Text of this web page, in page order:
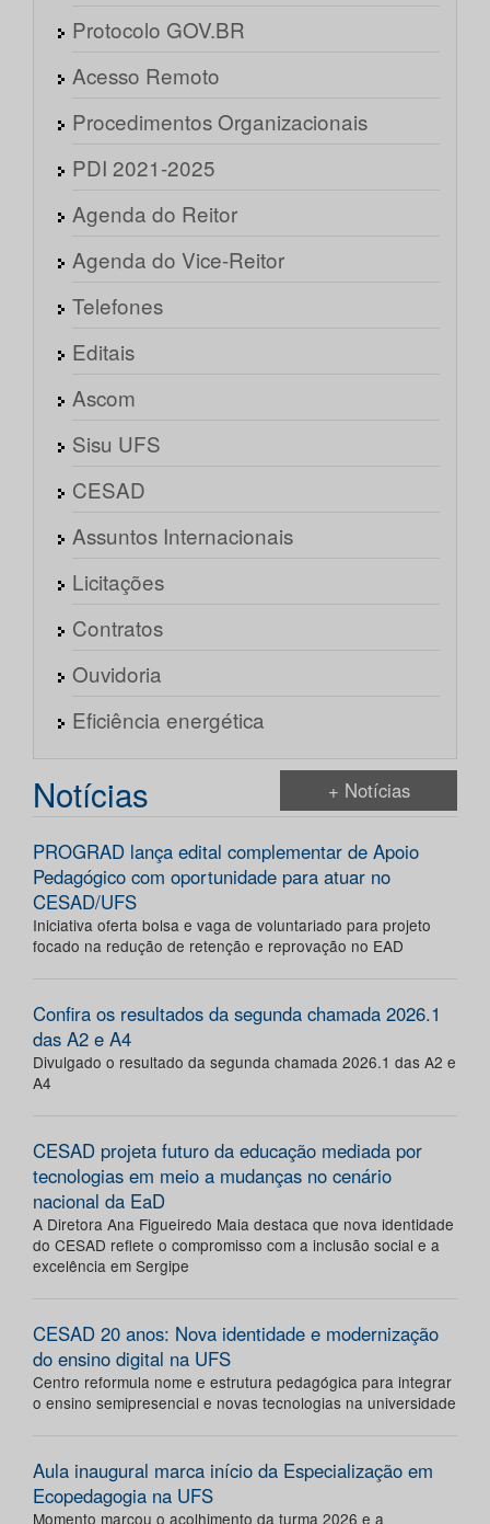
Protocolo GOV.BR
Acesso Remoto
Procedimentos Organizacionais
PDI 2021-2025
Agenda do Reitor
Agenda do Vice-Reitor
Telefones
Editais
Ascom
Sisu UFS
CESAD
Assuntos Internacionais
Licitações
Contratos
Ouvidoria
Eficiência energética
Notícias + Notícias
PROGRAD lança edital complementar de Apoio
Pedagógico com oportunidade para atuar no
CESAD/UFS
Iniciativa oferta bolsa e vaga de voluntariado para projeto
focado na redução de retenção e reprovação no EAD
Confira os resultados da segunda chamada 2026.1
das A2 e A4
Divulgado o resultado da segunda chamada 2026.1 das A2 e
A4
CESAD projeta futuro da educação mediada por
tecnologias em meio a mudanças no cenário
nacional da EaD
A Diretora Ana Figueiredo Maia destaca que nova identidade
do CESAD reflete o compromisso com a inclusão social e a
excelência em Sergipe
CESAD 20 anos: Nova identidade e modernização
do ensino digital na UFS
Centro reformula nome e estrutura pedagógica para integrar
o ensino semipresencial e novas tecnologias na universidade
Aula inaugural marca início da Especialização em
Ecopedagogia na UFS
Momento marcou o acolhimento da turma 2026 e a